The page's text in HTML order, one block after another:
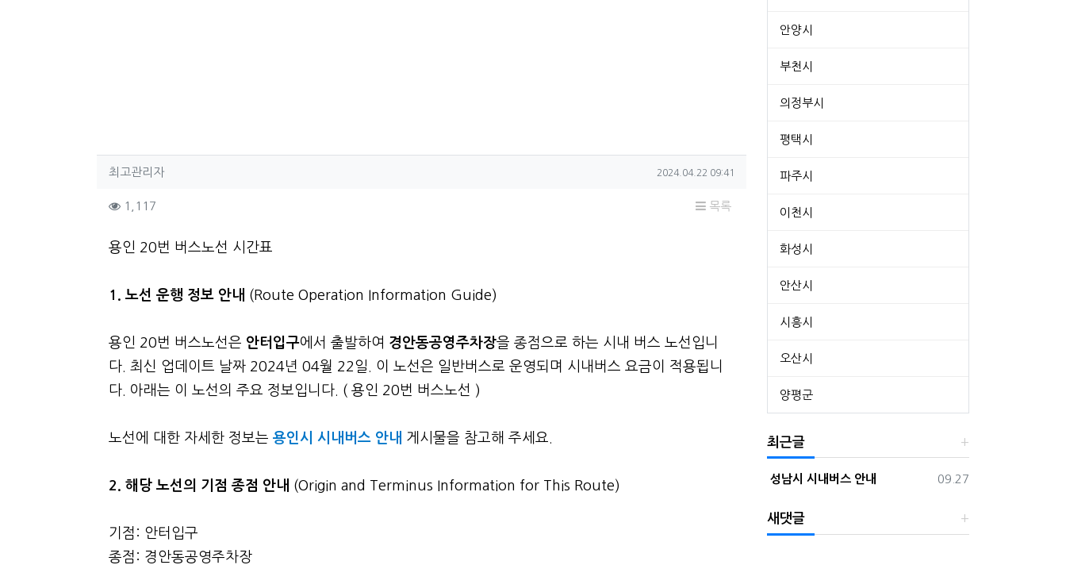
작성자 정보
최고관리자작성 작성일
2024.04.22 09:41
컨텐츠 정보
1,117 목록
본문
용인 20번 버스노선 시간표
1. 노선 운행 정보 안내 (Route Operation Information Guide)
용인 20번 버스노선은 안터입구에서 출발하여 경안동공영주차장을 종점으로 하는 시내 버스 노선입니
다. 최신 업데이트 날짜 2024년 04월 22일. 이 노선은 일반버스로 운영되며 시내버스 요금이 적용됩니
다. 아래는 이 노선의 주요 정보입니다. ( 용인 20번 버스노선 )
노선에 대한 자세한 정보는 용인시 시내버스 안내 게시물을 참고해 주세요.
2. 해당 노선의 기점 종점 안내 (Origin and Terminus Information for This Route)
기점: 안터입구
종점: 경안동공영주차장
안양시
부천시
의정부시
평택시
파주시
이천시
화성시
안산시
시흥시
오산시
양평군
최근글
등록일
09.27
성남시 시내버스 안내
새댓글